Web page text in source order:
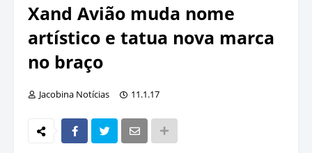
Xand Avião muda nome
artístico e tatua nova marca
no braço
Jacobina Notícias 11.1.17